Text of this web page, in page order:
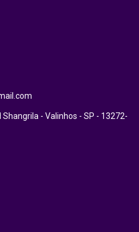
Shangrila - Valinhos - SP - 13272-